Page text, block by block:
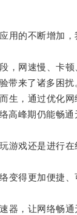
的不断增加，
网速慢、卡顿
带来了诸多困扰
，通过优化网
高峰期仍能畅
戏还是进行在
得更加便捷、
，让网络畅通